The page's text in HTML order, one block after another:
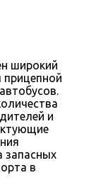
широкий
прицепной
и
запасных
в